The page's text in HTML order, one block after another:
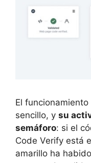
El
sencillo, y su
semáforo: si el
Code Verify está
amarillo ha